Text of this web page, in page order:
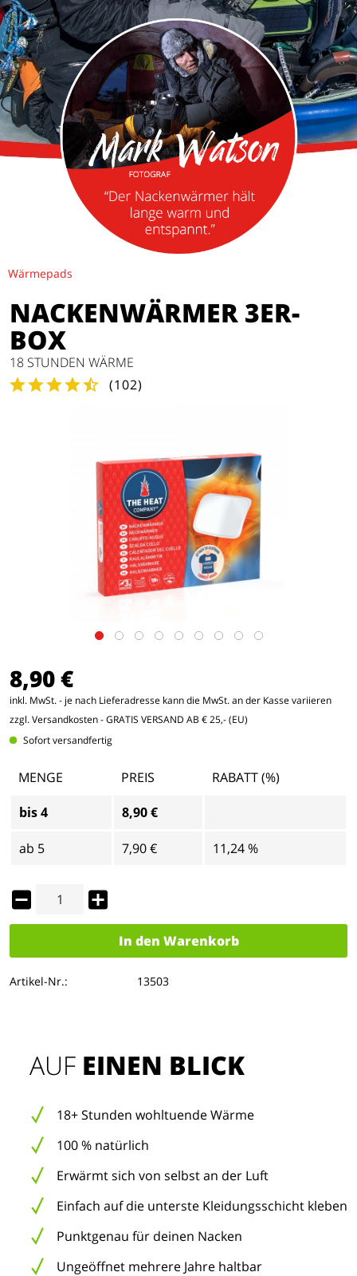
Wärmepads
NACKENWÄRMER 3ER-
BOX
18 STUNDEN WÄRME
(102)
8,90 €
inkl. MwSt. - je nach Lieferadresse kann die MwSt. an der Kasse variieren
zzgl. Versandkosten- GRATIS VERSAND AB € 25,- (EU)
Sofort versandfertig
MENGE PREIS
RABATT (%)
bis4 8,90 €
ab 5 7,90 € 11,24 %
In den Warenkorb
Artikel-Nr.: 13503
AUF EINEN BLICK
18+ Stunden wohltuende Wärme
100 % natürlich
Erwärmt sich von selbst an der Luft
Einfach auf die unterste Kleidungsschicht kleben
Punktgenau für deinen Nacken
Ungeöffnet mehrere Jahre haltbar